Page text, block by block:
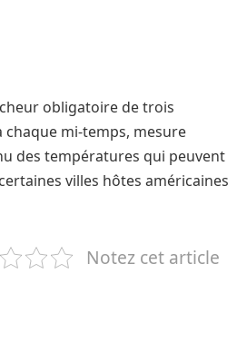
obligatoire de trois
chaque mi-temps, mesure
des températures qui peuvent
villes hôtes américaines
Notez cet article